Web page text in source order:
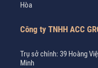
Hòa
Công ty TNHH ACC
Trụ sở chính: 39 Hoàng
Minh